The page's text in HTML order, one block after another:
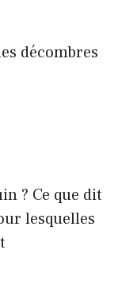
décombres
? Ce que dit
lesquelles